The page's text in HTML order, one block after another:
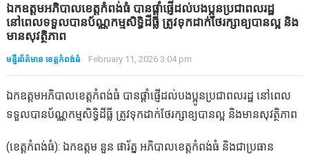
ឯកឧត្តមអភិបាលខេត្តកំពង់ធំ បានផ្ដាំផ្ញើដល់បងប្អូនប្រជាពលរដ្ឋ
នៅពេលទទួលបានប័ណ្ណកម្មសិទ្ធិដីធ្លី ត្រូវទុកដាក់ថែរក្សាឧ្យបានល្អ និង
មានសុវត្ថិភាព
មន្ទីរព័ត៌មាន ខេត្តកំពង់ធំ February 11, 2026 3:04 pm
ឯកឧត្តមអភិបាលខេត្តកំពង់ធំ បានផ្ដាំផ្ញើដល់បងប្អូនប្រជាពលរដ្ឋ នៅពេល
ទទួលបានប័ណ្ណកម្មសិទ្ធិដីធ្លី ត្រូវទុកដាក់ថែរក្សាឧ្យបានល្អ និងមានសុវត្ថិភាព
(ខេត្តកំពង់ធំ): ឯកឧត្តម នួន ផារ័ត្ន អភិបាលខេត្តកំពង់ធំ និងជាប្រធាន